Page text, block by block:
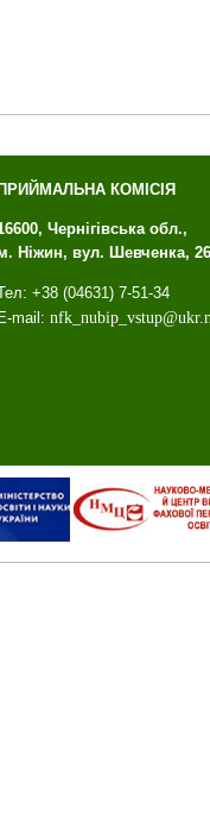
ПРИЙМАЛЬНА КОМІСІЯ
Чернігівська обл.,
Ніжин, вул. Шевченка, 26
+38 (04631) 7-51-34
E-mail: nfk_ nubip_ vstup@ukr.